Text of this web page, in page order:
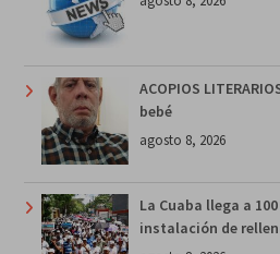
ACOPIOS
bebé
agosto 8, 2026
La Cuaba llega a
instalación de